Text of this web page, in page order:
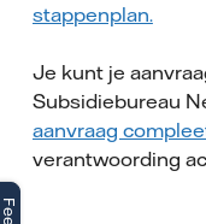
stappenplan.
Je kunt je
Subsidiebureau
aanvraag
verantwoording